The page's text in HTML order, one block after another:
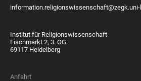
information.religionswissenschaft@zegk.uni-
Institut für Religionswissenschaft
Fischmarkt 2, 3. OG
69117 Heidelberg
Anfahrt